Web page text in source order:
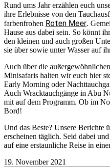
Rund ums Jahr erzählen euch
ihre Erlebnisse von den
farbenfrohen Roten Meer.
Hause aus dabei sein. So könnt
den kleinen und auch großen
sie über sowie unter Wasser auf
Auch über die
Minisafaris halten wir euch hier
Early Morning oder
Auch Wracktauchgänge in Abu
mit auf dem Programm. Ob im
Bord!
Und das Beste? Unsere Berichte
erscheinen täglich. Seid dabei
auf eine erstaunliche Reise in
19. November 2021